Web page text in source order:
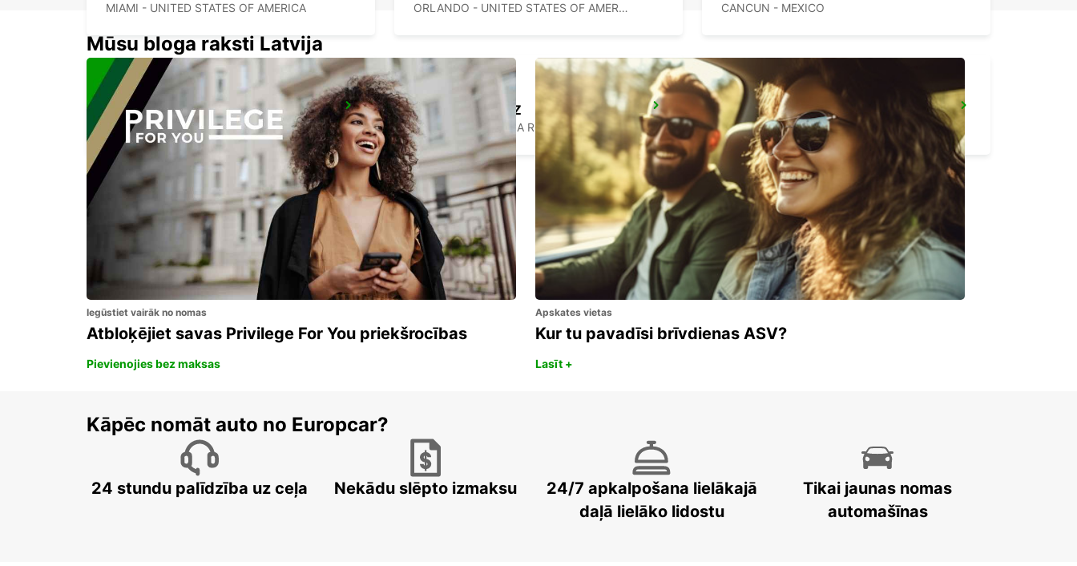
MIAMI - UNITED STATES OF AMERICA ORLANDO - UNITED STATES OF AMERICA CANCUN - MEXICO
CANCUN C MUJERES TRS CO
CANCUN - MEXICO
PUERTO JUAREZ
CANCUN QUINTANA ROO - MEXICO
CANCUN BANMPAK DOWNTOWN
CANCUN - MEXICO
Mūsu bloga raksti Latvija
Iegūstiet vairāk no nomas
Atbloķējiet savas Privilege For You priekšrocības
Pievienojies bez maksas
Apskates vietas
Kur tu pavadīsi brīvdienas ASV?
Lasīt +
Kāpēc nomāt auto no Europcar?
24 stundu palīdzība uz ceļa Nekādu slēpto izmaksu
24/7 apkalpošana lielākajā
daļā lielāko lidostu
Tikai jaunas nomas
automašīnas